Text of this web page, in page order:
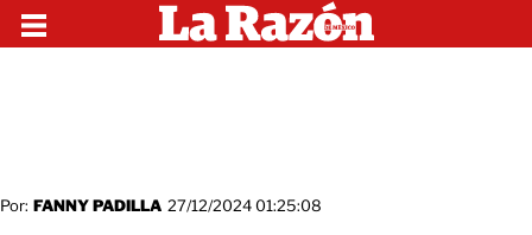
Por: FANNY PADILLA 27/12/2024 01:25:08